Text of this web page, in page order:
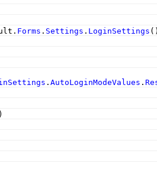
Forms . Settings . LoginSettings ( )
.AutoLoginModeValues .
)